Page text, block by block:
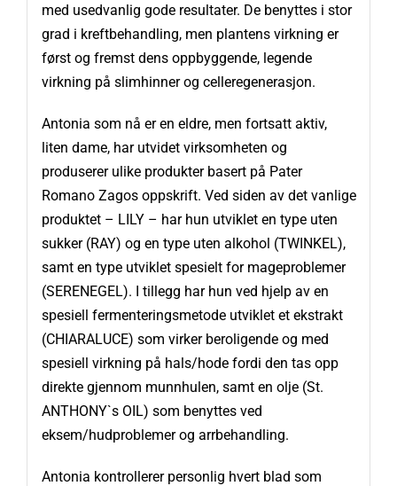
med usedvanlig gode resultater. De benyttes i stor
grad i kreftbehandling, men plantens virkning er
først og fremst dens oppbyggende, legende
virkning på slimhinner og celleregenerasjon.
Antonia som nå er en eldre, men fortsatt aktiv,
liten dame, har utvidet virksomheten og
produserer ulike produkter basert på Pater
Romano Zagos oppskrift. Ved siden av det vanlige
produktet – LILY – har hun utviklet en type uten
sukker (RAY) og en type uten alkohol (TWINKEL),
samt en type utviklet spesielt for mageproblemer
(SERENEGEL). I tillegg har hun ved hjelp av en
spesiell fermenteringsmetode utviklet et ekstrakt
(CHIARALUCE) som virker beroligende og med
spesiell virkning på hals/hode fordi den tas opp
direkte gjennom munnhulen, samt en olje (St.
ANTHONY`s OIL) som benyttes ved
eksem/hudproblemer og arrbehandling.
Antonia kontrollerer personlig hvert blad som